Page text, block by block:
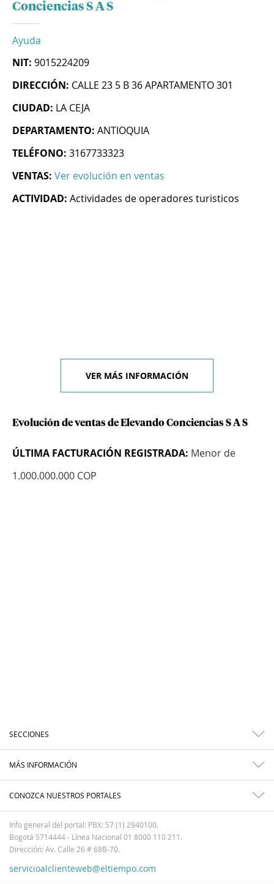
Conciencias S A S
Ayuda
NIT: 9015224209
DIRECCIÓN: CALLE 23 5 B 36 APARTAMENTO 301
CIUDAD: LA CEJA
DEPARTAMENTO: ANTIOQUIA
TELÉFONO: 3167733323
VENTAS: Ver evolución en ventas
ACTIVIDAD: Actividades de operadores turisticos
VER MÁS INFORMACIÓN
Evolución de ventas de Elevando Conciencias S A S
ÚLTIMA FACTURACIÓN REGISTRADA: Menor de
1.000.000.000 COP
SECCIONES
MÁS INFORMACIÓN
CONOZCA NUESTROS PORTALES
Info general del portal: PBX: 57 (1) 2940100.
Bogotá 5714444 - Línea Nacional 01 8000 110 211.
Dirección: Av. Calle 26 # 68B-70.
servicioalclienteweb@eltiempo.com